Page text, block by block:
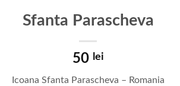
Sfanta Parascheva
50 lei
Icoana Sfanta Parascheva – Romania